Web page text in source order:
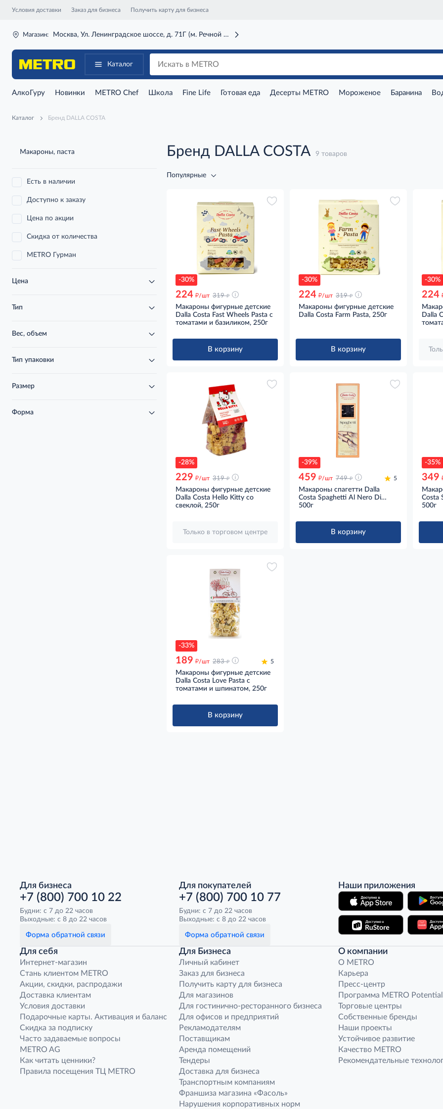
Условия доставки Заказ для бизнеса Получить карту для бизнеса
Магазин: Москва, Ул. Ленинградское шоссе, д. 71Г (м. Речной вокзал)
Каталог
АлкоГуру Новинки METRO Chef Школа Fine Life Готовая еда Десерты METRO Мороженое Баранина
Каталог Бренд DALLA COSTA
Макароны, паста
Есть в наличии
Доступно к заказу
Цена по акции
Скидка от количества
METRO Гурман
Цена
Тип
Вес, объем
Тип упаковки
Размер
Форма
Бренд DALLA COSTA 9 товаров
Популярные
-30%
224 д/шт 319 д
Макароны фигурные детские
Dalla Costa Fast Wheels Pasta с
томатами и базиликом, 250г
В корзину
-30%
224 д/шт 319 д
Макароны фигурные детские
Dalla Costa Farm Pasta, 250г
В корзину
-30%
224
Dalla
-28%
229 д/шт 319 д
Макароны фигурные детские
Dalla Costa Hello Kitty со
свеклой, 250г
Только в торговом центре
-39%
459 д/шт 749 д 5
Макароны спагетти Dalla
Costa Spaghetti Al Nero Di
Seppia с чернилами
500г
В корзину
-35%
349
Costa
500г
-33%
189 д/шт 283 д 5
Макароны фигурные детские
Dalla Costa Love Pasta с
томатами и шпинатом, 250г
В корзину
Для бизнеса
+7 (800) 700 10 22
Будни: с 7 до 22 часов
Выходные: с 8 до 22 часов
Форма обратной связи
Для покупателей
+7 (800) 700 10 77
Будни: с 7 до 22 часов
Выходные: с 8 до 22 часов
Форма обратной связи
Наши приложения
Для себя
Интернет-магазин
Стань клиентом METRO
Акции, скидки, распродажи
Доставка клиентам
Условия доставки
Подарочные карты. Активация и баланс
Скидка за подписку
Часто задаваемые вопросы
METRO AG
Как читать ценники?
Правила посещения ТЦ METRO
Для Бизнеса
Личный кабинет
Заказ для бизнеса
Получить карту для бизнеса
Для магазинов
Для гостинично-ресторанного бизнеса
Для офисов и предприятий
Рекламодателям
Поставщикам
Аренда помещений
Тендеры
Доставка для бизнеса
Транспортным компаниям
Франшиза магазина «Фасоль»
Нарушения корпоративных норм
О компании
O METRO
Карьера
Пресс-центр
Программа METRO
Торговые центры
Собственные бренды
Наши проекты
Устойчивое развитие
Качество METRO
Рекомендательные